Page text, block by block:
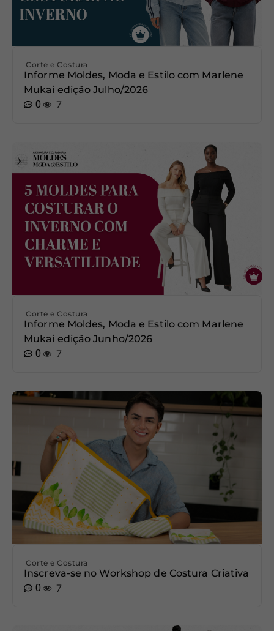
Corte e Costura
Informe Moldes, Moda e Estilo com Marlene
Mukai edição Julho/2026
0
7
Corte e Costura
Informe Moldes, Moda e Estilo com Marlene
Mukai edição Junho/2026
0
7
Corte e Costura
Inscreva-se no Workshop de Costura Criativa
0
7